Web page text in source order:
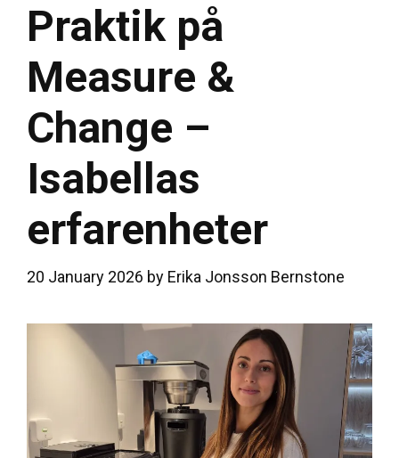
Praktik på
Measure &
Change –
Isabellas
erfarenheter
20 January 2026 by Erika Jonsson Bernstone